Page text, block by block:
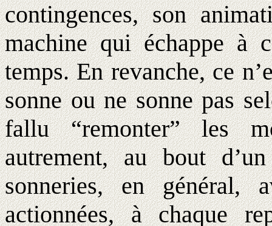
contingences, son
machine qui échappe à
temps. En revanche, ce
sonne ou ne sonne pas
fallu “remonter” les
autrement, au bout
sonneries, en général,
actionnées, à chaque